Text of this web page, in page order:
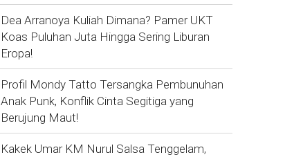
Dea Arranoya Kuliah Dimana? Pamer UKT
Koas Puluhan Juta Hingga Sering Liburan
Eropa!
Profil Mondy Tatto Tersangka Pembunuhan
Anak Punk, Konflik Cinta Segitiga yang
Berujung Maut!
Kakek Umar KM Nurul Salsa Tenggelam,